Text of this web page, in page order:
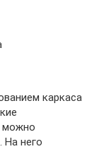
каркаса
можно
На него